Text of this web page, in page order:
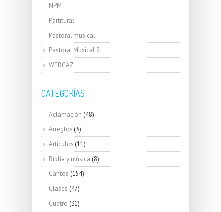
NPM
Partituras
Pastoral musical
Pastoral Musical 2
WEBCAZ
CATEGORÍAS
Aclamación (48)
Arreglos (3)
Artículos (11)
Biblia y música (8)
Cantos (154)
Clases (47)
Cuatro (31)